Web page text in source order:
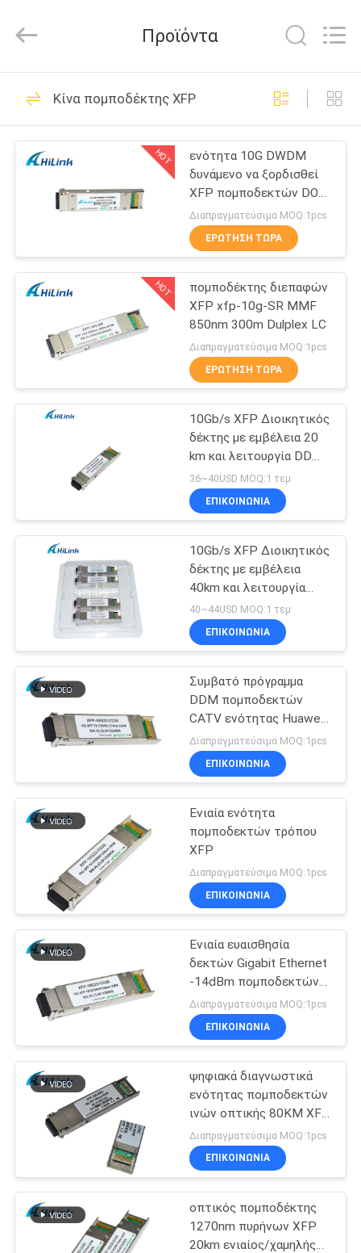
ΣΠΊΤΙ
ΠΡΟΪΌΝΤΑ
ΣΧΕΤΙΚΆ
ΕΠΙΣΚΕΨΉ
ΕΡΓΟΣΤΑΣΊΟΥ
ΠΟΙΌΤΗΤΑΣ
ΕΠΙΚΟΙΝΩΝΉΣΤΕ
ΕΙΔΉΣΕΙΣ
ΥΠΟΘΈΣΕΙΣ
ΖΗΤΉΣΤΕ
ΜΙΑ
ΠΡΟΣΦΟΡΆ
ΠΟΛΙΤΙΚΉ
ΑΠΟΡΡΉΤΟΥ
Technology
Co.,Ltd..
Reserved.
Οπτική ενότητα
πομποδεκτών
418
Λειτουργική
μονάδα
Πομποδέκτης SFP
189
SFP+ ενότητα
πομποδεκτών
238
Ενότητα CWDM
Mux Demux
dwdm mux demux
64
x2 ενότητα
πομποδεκτών
23
πομποδέκτης XFP
Προϊόντα
Κίνα πομποδέκτης XFP
HOT
ενότητα 10G DWDM
δυνάμενο να ξορδισθεί
XFP πομποδεκτών DOM
80km
Διαπραγματεύσιμα MOQ:1pcs
ΕΡΏΤΗΣΗ ΤΏΡΑ
HOT
πομποδέκτης διεπαφών
XFP xfp-10g-SR MMF
850nm 300m Dulplex LC
Διαπραγματεύσιμα MOQ:1pcs
ΕΡΏΤΗΣΗ ΤΏΡΑ
10Gb/s XFP Διοικητικός
δέκτης με εμβέλεια 20
km και λειτουργία DDM
για εφαρμογές Ethernet
10G
36~40USD MOQ:1 τεμ
ΕΠΙΚΟΙΝΩΝΙΑ
10Gb/s XFP Διοικητικός
δέκτης με εμβέλεια
40km και λειτουργία
DDM για μεταφορά
δεδομένων υψηλής
ταχύτητας
40~44USD MOQ:1 τεμ
ΕΠΙΚΟΙΝΩΝΙΑ
Συμβατό πρόγραμμα
DDM πομποδεκτών
CATV ενότητας Huawei/
ιουνιπέρων XFP 10G LR
FC
Διαπραγματεύσιμα MOQ:1pcs
ΕΠΙΚΟΙΝΩΝΙΑ
Ενιαία ενότητα
πομποδεκτών τρόπου
XFP
Διαπραγματεύσιμα MOQ:1pcs
ΕΠΙΚΟΙΝΩΝΙΑ
Ενιαία ευαισθησία
δεκτών Gigabit Ethernet
-14dBm πομποδεκτών
ενότητας XFP οπτική
Διαπραγματεύσιμα MOQ:1pcs
ΕΠΙΚΟΙΝΩΝΙΑ
ψηφιακά διαγνωστικά
ενότητας πομποδεκτών
ινών οπτικής 80KM XFP
που ελέγχουν το xfp-
10g-zr
Διαπραγματεύσιμα MOQ:1pcs
ΕΠΙΚΟΙΝΩΝΙΑ
οπτικός πομποδέκτης
1270nm πυρήνων XFP
20km ενιαίος/χαμηλής